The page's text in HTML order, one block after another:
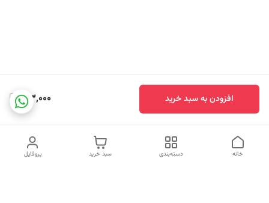
613,000 افزودن به سبد خرید
پروفایل سبد خرید دسته‌بندی خانه